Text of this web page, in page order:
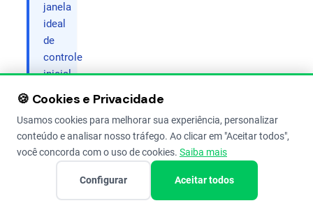
janela
ideal
de
controle
inicial.
Antes de
falarmos
vamos
🍪 Cookies e Privacidade
Usamos cookies para melhorar sua experiência, personalizar
conteúdo e analisar nosso tráfego. Ao clicar em "Aceitar todos",
você concorda com o uso de cookies. Saiba mais
Configurar Aceitar todos